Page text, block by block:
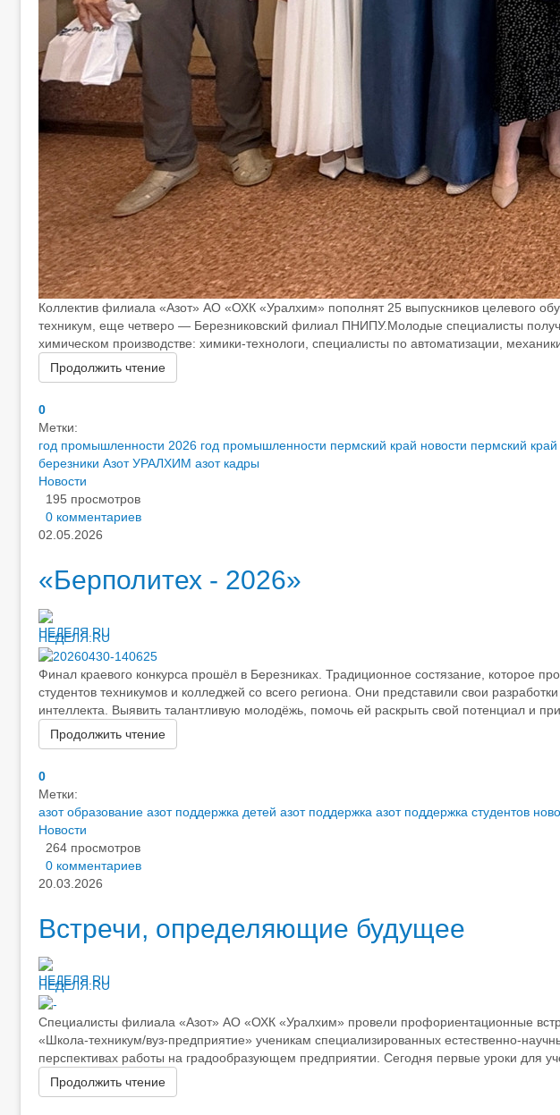
Коллектив филиала «Азот» АО «ОХК «Уралхим» пополнят 25 выпускников целевого
техникум, еще четверо — Березниковский филиал ПНИПУ.Молодые специалисты
химическом производстве: химики-технологи, специалисты по автоматизации,
Продолжить чтение
0
Метки:
год промышленности 2026 год промышленности пермский край новости пермский край
березники Азот УРАЛХИМ азот кадры
Новости
195 просмотров
0 комментариев
02.05.2026
«Берполитех - 2026»
НЕДЕЛЯ.RU
Финал краевого конкурса прошёл в Березниках. Традиционное состязание, которое
студентов техникумов и колледжей со всего региона. Они представили свои
интеллекта. Выявить талантливую молодёжь, помочь ей раскрыть свой потенциал и
Продолжить чтение
0
Метки:
азот образование азот поддержка детей азот поддержка азот поддержка студентов
Новости
264 просмотров
0 комментариев
20.03.2026
Встречи, определяющие будущее
НЕДЕЛЯ.RU
Специалисты филиала «Азот» АО «ОХК «Уралхим» провели профориентационные
«Школа-техникум/вуз-предприятие» ученикам специализированных естественно-
перспективах работы на градообразующем предприятии. Сегодня первые уроки для
Продолжить чтение